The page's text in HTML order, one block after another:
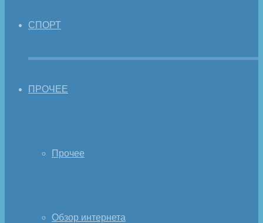
СПОРТ
ПРОЧЕЕ
Прочее
Обзор интернета